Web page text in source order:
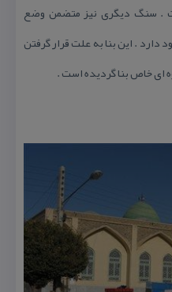
. سنگ دیگری نیز متضمن وضع
ه-. ق- وجود دارد . این بنا به علت قرار گرفتن
ای خاص بنا گردیده است .